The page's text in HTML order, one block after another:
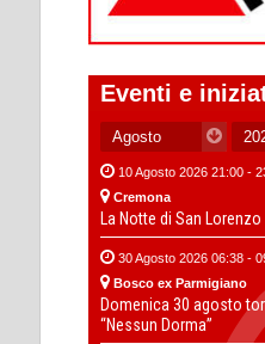
Eventi e
10 Agosto 2026 21:00 -
Cremona
La Notte di San Lorenzo
30 Agosto 2026 06:38 -
Bosco ex Parmigiano
Domenica 30 agosto
“Nessun Dorma”